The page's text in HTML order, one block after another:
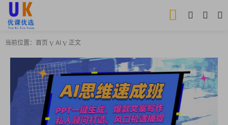
当前位置： 首页 AI 正文